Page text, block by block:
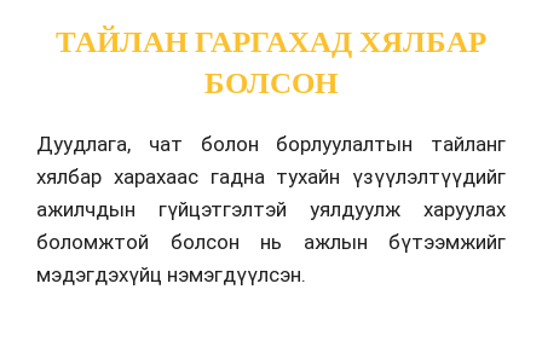
ТАЙЛАН ГАРГАХАД ХЯЛБАР
БОЛСОН
Дуудлага, чат болон борлуулалтын тайланг
хялбар харахаас гадна тухайн үзүүлэлтүүдийг
ажилчдын гүйцэтгэлтэй уялдуулж харуулах
боломжтой болсон нь ажлын бүтээмжийг
мэдэгдэхүйц нэмэгдүүлсэн.